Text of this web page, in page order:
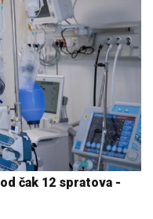
čak 12 spratova -